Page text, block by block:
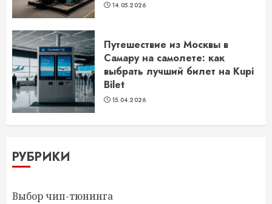
14.05.2026
Путешествие из Москвы в
Самару на самолете: как
выбрать лучший билет на Kupi
Bilet
15.04.2026
РУБРИКИ
Выбор чип-тюнинга